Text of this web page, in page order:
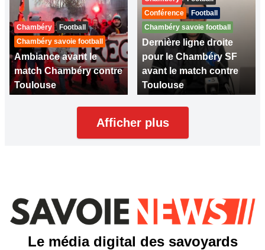
Chambéry
Football
Chambéry savoie football
Ambiance avant le
match Chambéry contre
Toulouse
Conférence
Football
Chambéry savoie football
Dernière ligne droite
pour le Chambéry SF
avant le match contre
Toulouse
Afficher plus
Le média digital des savoyards